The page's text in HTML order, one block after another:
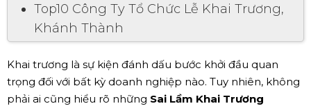
Top10 Công Ty Tổ Chức Lễ Khai Trương,
Khánh Thành
Khai trương là sự kiện đánh dấu bước khởi đầu quan
trọng đối với bất kỳ doanh nghiệp nào. Tuy nhiên, không
phải ai cũng hiểu rõ những Sai Lầm Khai Trương